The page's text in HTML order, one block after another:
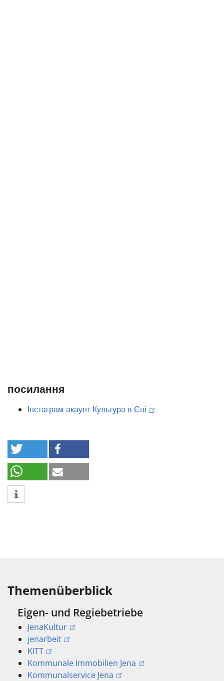
посилання
Інстаграм-акаунт Культура в Єні
Themenüberblick
Eigen- und Regiebetriebe
JenaKultur
jenarbeit
KITT
Kommunale Immobilien Jena
Kommunalservice Jena